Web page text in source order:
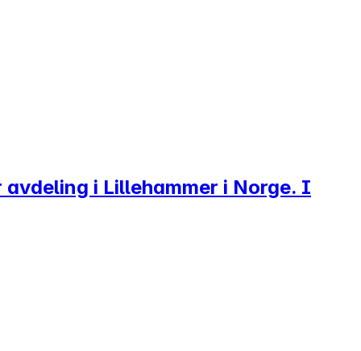
i Lillehammer i Norge. I